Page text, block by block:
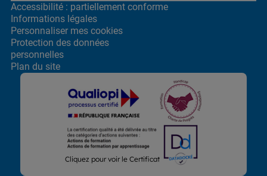
Cliquez pour voir le Certificat
Accessibilité : partiellement conforme
Informations légales
Personnaliser mes cookies
Protection des données
personnelles
Plan du site
Lors de la navigation sur notre site, nous recueillons et traitons
des données vous concernant qui nous permettent de vous